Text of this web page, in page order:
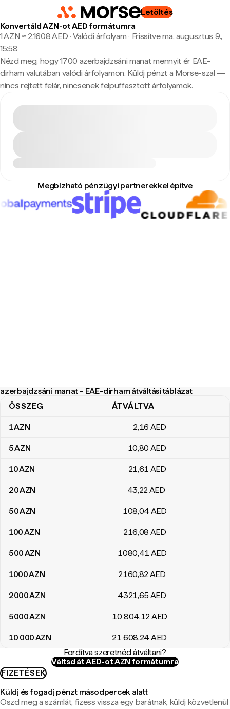
Letöltés
Konvertáld AZN-ot AED formátumra
1 AZN ≈ 2,1608 AED · Valódi árfolyam · Frissítve ma, augusztus 9.,
15:58
Nézd meg, hogy 1700 azerbajdzsáni manat mennyit ér EAE-
dirham valutában valódi árfolyamon. Küldj pénzt a Morse-szal —
nincs rejtett felár, nincsenek felpuffasztott árfolyamok.
Megbízható pénzügyi partnerekkel építve
azerbajdzsáni manat – EAE-dirham átváltási táblázat
azerbajdzsáni manat – EAE-dirham átváltási táblázat
ÖSSZEG ÁTVÁLTVA
1AZN 2,16 AED
5AZN 10,80 AED
10AZN 21,61 AED
20AZN 43,22AED
50AZN 108,04 AED
100AZN 216,08 AED
500AZN 1080,41 AED
1000AZN 2160,82AED
2000AZN 4321,65 AED
5000AZN 10 804,12AED
10 000AZN 21 608,24 AED
Fordítva szeretnéd átváltani?
Váltsd át AED-ot AZN formátumra
FIZETÉSEK
Küldj és fogadj pénzt másodpercek alatt
Oszd meg a számlát, fizess vissza egy barátnak, küldj közvetlenül